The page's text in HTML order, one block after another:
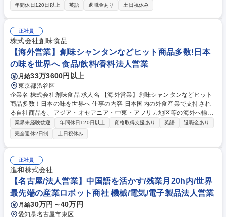
造・販売を行う当社にて、海外営業における業務全般を担当していただき
メールなどで英語を使うことがあります） ■販売戦略立案、市場動向調査
■部署間の納期調整、弊社子会社への出張 ■海外展示会の出品、イベント
参加等 募集職種 【静岡駅/海外営業】アルミ業界のリーディングカンパニ
ー/英語力活かせる仕事
年間休日120日以上 英語 退職金あり 土日祝休み
正社員
株式会社創味食品
【海外営業】創味シャンタンなどヒット商品多数!日本
の味を世界へ 食品/飲料/香料法人営業
月給33万3600円以上
東京都渋谷区
企業名 株式会社創味食品 求人名 【海外営業】創味シャンタンなどヒット
商品多数！日本の味を世界へ 仕事の内容 日本国内の外食産業で支持され
る自社商品を、アジア・オセアニア・中東・アフリカ地区等の海外へ輸
出・提案する業務です。国内商社との連携や、現地ディストリビューター
（問屋）への同行営業を行います。 具体的な業務として、国内輸出商社と
の連携や現地ディストリビューターへの提案、同行販売をお任せします。
現地飲食店へのメニュー提案やユーザー向けPR活動、海外展示会への参
加、輸出入実務なども担当いただきます。アジア・オセアニアを中心に、
月2～3回程度出張していただき、本物の日本の味を世界に広めるやりがい
のあるポジションです。 募集職種 【海外営業】創味シャンタンなどヒッ
ト商品多数！日本の味を世界へ
業界未経験歓迎 年間休日120日以上 資格取得支援あり 英語
退職金あり
完全週休2日制
土日祝休み
正社員
進和株式会社
【名古屋/法人営業】中国語を活かす/残業月20h内/世界
最先端の産業ロボット商社 機械/電気/電子製品法人営業
月給30万円～40万円
愛知県名古屋市東区